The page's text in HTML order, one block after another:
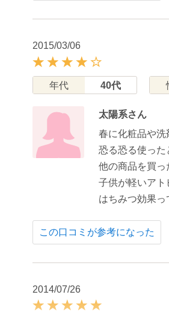
2015/03/06
年代 40代
太陽系さん
春に化粧品や洗
恐る恐る使った
他の商品を買っ
子供が軽いアト
はちみつ効果っ
この口コミが参考になった
2014/07/26